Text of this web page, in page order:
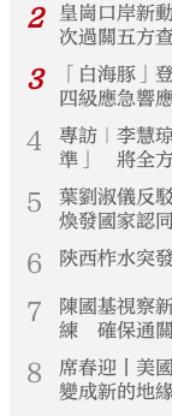
2
皇崗口岸新
次過關五方
3
「白海豚」
四級應急響
4
專訪｜李慧
準」 將全方
5
葉劉淑儀反
煥發國家認同
6 陝西柞水突
7
陳國基視察
練 確保通
8
席春迎丨美
變成新的地